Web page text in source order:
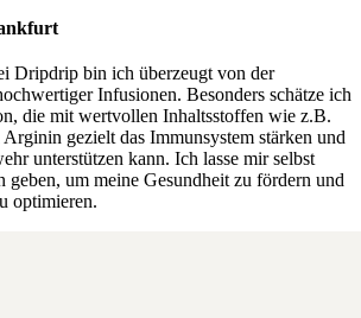
Dripdrip bin ich überzeugt von der
Infusionen. Besonders schätze ich
die mit wertvollen Inhaltsstoffen wie z.B.
gezielt das Immunsystem stärken und
unterstützen kann. Ich lasse mir selbst
geben, um meine Gesundheit zu fördern und
optimieren.